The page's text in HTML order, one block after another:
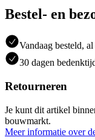
Bestel- en
Vandaag besteld,
30 dagen
Retourneren
Je kunt dit artikel
bouwmarkt.
Meer informatie over